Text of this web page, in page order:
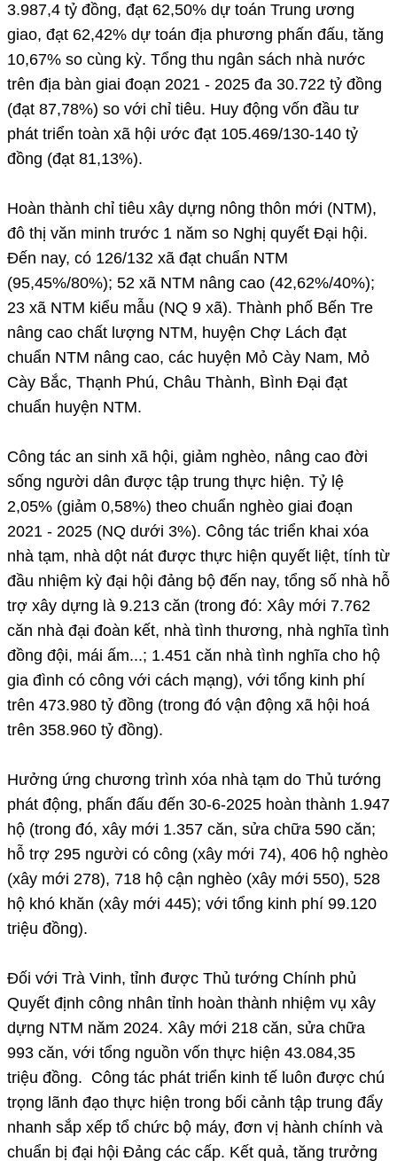
3.987,4 tỷ đồng, đạt 62,50% dự toán Trung ương
giao, đạt 62,42% dự toán địa phương phấn đấu, tăng
10,67% so cùng kỳ. Tổng thu ngân sách nhà nước
trên địa bàn giai đoạn 2021 - 2025 đa 30.722 tỷ đồng
(đạt 87,78%) so với chỉ tiêu. Huy động vốn đầu tư
phát triển toàn xã hội ước đạt 105.469/130-140 tỷ
đồng (đạt 81,13%).
Hoàn thành chỉ tiêu xây dựng nông thôn mới (NTM),
đô thị văn minh trước 1 năm so Nghị quyết Đại hội.
Đến nay, có 126/132 xã đạt chuẩn NTM
(95,45%/80%); 52 xã NTM nâng cao (42,62%/40%);
23 xã NTM kiểu mẫu (NQ 9 xã). Thành phố Bến Tre
nâng cao chất lượng NTM, huyện Chợ Lách đạt
chuẩn NTM nâng cao, các huyện Mỏ Cày Nam, Mỏ
Cày Bắc, Thạnh Phú, Châu Thành, Bình Đại đạt
chuẩn huyện NTM.
Công tác an sinh xã hội, giảm nghèo, nâng cao đời
sống người dân được tập trung thực hiện. Tỷ lệ
2,05% (giảm 0,58%) theo chuẩn nghèo giai đoạn
2021 - 2025 (NQ dưới 3%). Công tác triển khai xóa
nhà tạm, nhà dột nát được thực hiện quyết liệt, tính từ
đầu nhiệm kỳ đại hội đảng bộ đến nay, tổng số nhà hỗ
trợ xây dựng là 9.213 căn (trong đó: Xây mới 7.762
căn nhà đại đoàn kết, nhà tình thương, nhà nghĩa tình
đồng đội, mái ấm...; 1.451 căn nhà tình nghĩa cho hộ
gia đình có công với cách mạng), với tổng kinh phí
trên 473.980 tỷ đồng (trong đó vận động xã hội hoá
trên 358.960 tỷ đồng).
Hưởng ứng chương trình xóa nhà tạm do Thủ tướng
phát động, phấn đấu đến 30-6-2025 hoàn thành 1.947
hộ (trong đó, xây mới 1.357 căn, sửa chữa 590 căn;
hỗ trợ 295 người có công (xây mới 74), 406 hộ nghèo
(xây mới 278), 718 hộ cận nghèo (xây mới 550), 528
hộ khó khăn (xây mới 445); với tổng kinh phí 99.120
triệu đồng).
Đối với Trà Vinh, tỉnh được Thủ tướng Chính phủ
Quyết định công nhân tỉnh hoàn thành nhiệm vụ xây
dựng NTM năm 2024. Xây mới 218 căn, sửa chữa
993 căn, với tổng nguồn vốn thực hiện 43.084,35
triệu đồng. Công tác phát triển kinh tế luôn được chú
trọng lãnh đạo thực hiện trong bối cảnh tập trung đẩy
nhanh sắp xếp tổ chức bộ máy, đơn vị hành chính và
chuẩn bị đại hội Đảng các cấp. Kết quả, tăng trưởng